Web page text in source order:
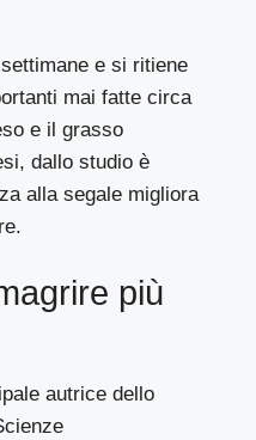
e si ritiene
mai fatte circa
e il grasso
dallo studio è
alla segale migliora
più
autrice dello